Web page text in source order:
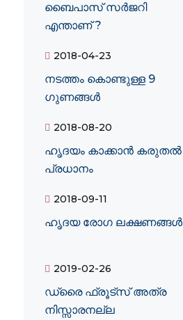
ബൈപാസ് സര്‍ജറി
എന്താണ് ?
2018-04-23
നടത്തം കൊണ്ടുള്ള 9
ഗുണങ്ങൾ
2018-08-20
ഹൃദയം കാക്കാന്‍ കരുതല്‍
പ്രധാനം
2018-09-11
ഹൃദയ രോഗ ലക്ഷണങ്ങള്‍
2019-02-26
ഡ്രൈ ഫ്രൂട്‌സ് അത്ര
നിസ്സാരനല്ല